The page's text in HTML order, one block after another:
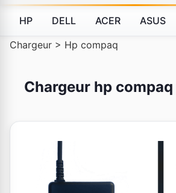
HP DELL ACER ASUS
Chargeur > Hp compaq
Chargeur hp